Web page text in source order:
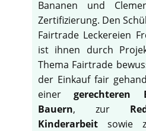
Bananen und
Zertifizierung. Den
Fairtrade Leckereien
ist ihnen durch
Thema Fairtrade
der Einkauf fair
einergerechteren
Bauern, zur
Kinderarbeit sowie